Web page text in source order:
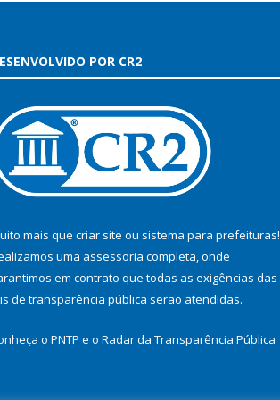
POR CR2
mais que criar site ou sistema para prefeituras!
uma assessoria completa, onde
em contrato que todas as exigências das
de transparência pública serão atendidas.
o PNTP e o Radar da Transparência Pública